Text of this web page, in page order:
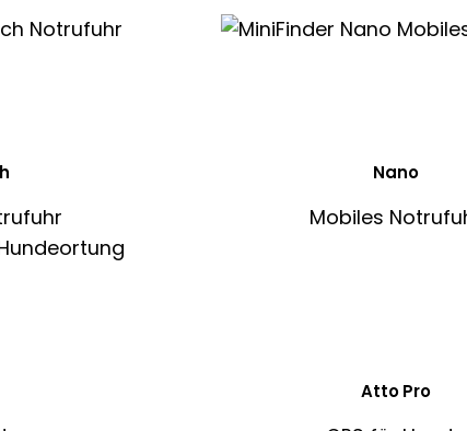
Nano
Mobiles
Atto Pro